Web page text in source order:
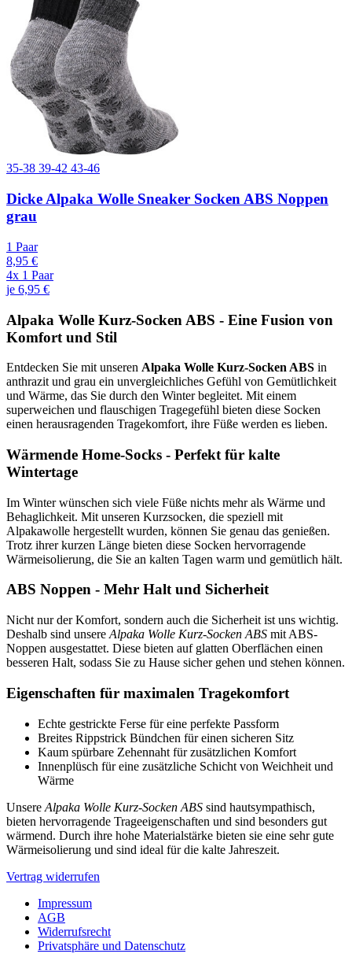
35-38 39-42 43-46
Dicke Alpaka Wolle Sneaker Socken ABS Noppen
grau
1 Paar
8,95 €
4x 1 Paar
je 6,95 €
Alpaka Wolle Kurz-Socken ABS - Eine Fusion von
Komfort und Stil
Entdecken Sie mit unseren Alpaka Wolle Kurz-Socken ABS in
anthrazit und grau ein unvergleichliches Gefühl von Gemütlichkeit
und Wärme, das Sie durch den Winter begleitet. Mit einem
superweichen und flauschigen Tragegefühl bieten diese Socken
einen herausragenden Tragekomfort, ihre Füße werden es lieben.
Wärmende Home-Socks - Perfekt für kalte
Wintertage
Im Winter wünschen sich viele Füße nichts mehr als Wärme und
Behaglichkeit. Mit unseren Kurzsocken, die speziell mit
Alpakawolle hergestellt wurden, können Sie genau das genießen.
Trotz ihrer kurzen Länge bieten diese Socken hervorragende
Wärmeisolierung, die Sie an kalten Tagen warm und gemütlich hält.
ABS Noppen - Mehr Halt und Sicherheit
Nicht nur der Komfort, sondern auch die Sicherheit ist uns wichtig.
Deshalb sind unsere Alpaka Wolle Kurz-Socken ABS mit ABS-
Noppen ausgestattet. Diese bieten auf glatten Oberflächen einen
besseren Halt, sodass Sie zu Hause sicher gehen und stehen können.
Eigenschaften für maximalen Tragekomfort
Echte gestrickte Ferse für eine perfekte Passform
Breites Rippstrick Bündchen für einen sicheren Sitz
Kaum spürbare Zehennaht für zusätzlichen Komfort
Innenplüsch für eine zusätzliche Schicht von Weichheit und
Wärme
Unsere Alpaka Wolle Kurz-Socken ABS sind hautsympathisch,
bieten hervorragende Trageeigenschaften und sind besonders gut
wärmend. Durch ihre hohe Materialstärke bieten sie eine sehr gute
Wärmeisolierung und sind ideal für die kalte Jahreszeit.
Vertrag widerrufen
Impressum
AGB
Widerrufsrecht
Privatsphäre und Datenschutz